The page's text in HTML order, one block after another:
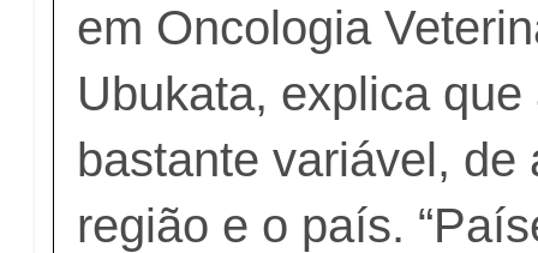
em Oncologia
Ubukata, explica
bastante variável, de
região e o país.